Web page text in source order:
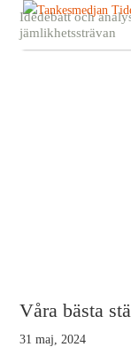
Idédebatt och
jämlikhetssträvan
Våra bästa
31 maj, 2024